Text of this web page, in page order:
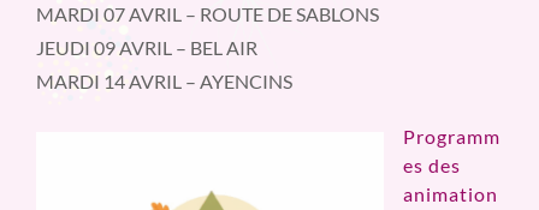
MARDI 07 AVRIL – ROUTE DE SABLONS
JEUDI 09 AVRIL – BEL AIR
MARDI 14 AVRIL – AYENCINS
Programm
es des
animation